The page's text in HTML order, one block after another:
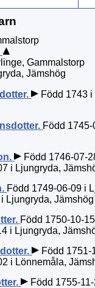
Gammalstorp
Jämshög
.
Född 1743
. Född
.
Född 1746-07-
i Ljungryda,
. Född 1749-06-09 i
Ljungryda, Jämshög
. Född 1750-10-
i Ljungryda,
.
Född 1751-
i Lönnemåla,
. Född 1755-